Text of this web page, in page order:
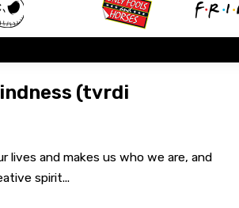
(tvrdi
lives and makes us who we are, and
spirit...